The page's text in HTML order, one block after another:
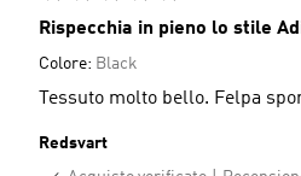
Rispecchia in pieno lo stile
Colore: Black
Tessuto molto bello. Felpa
Redsvart